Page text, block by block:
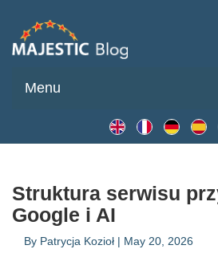
Menu
Struktura serwisu
Google i AI
By Patrycja Kozioł | May 20, 2026